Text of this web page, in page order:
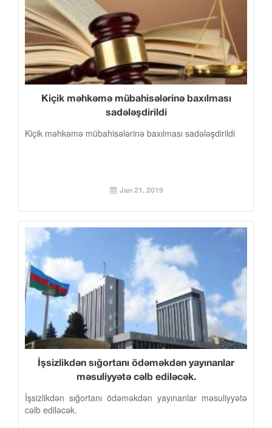
Kiçik məhkəmə mübahisələrinə baxılması
sadələşdirildi
Kiçik məhkəmə mübahisələrinə baxılması sadələşdirildi
Jan 21, 2019
İşsizlikdən sığortanı ödəməkdən yayınanlar
məsuliyyətə cəlb ediləcək.
İşsizlikdən sığortanı ödəməkdən yayınanlar məsuliyyətə
cəlb ediləcək.